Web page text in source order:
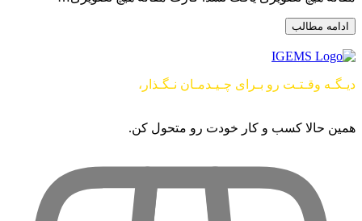
ادامه مطالب
دیـگـه وقـتـت رو بـرای چـیـدمـان نـگـذار،
همین حالا کسب و کار خودت رو متحول کن.